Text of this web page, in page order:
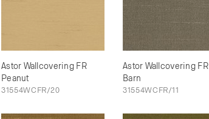
Astor Wallcovering FR
Peanut
31554WCFR/20
Astor Wallcovering FR
Barn
31554WCFR/11